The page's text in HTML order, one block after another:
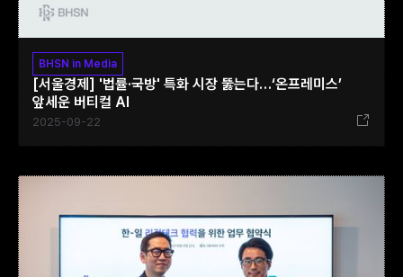
BHSN in Media
[서울경제] '법률·국방' 특화 시장 뚫는다…‘온프레미스’
앞세운 버티컬 AI
2025-09-22